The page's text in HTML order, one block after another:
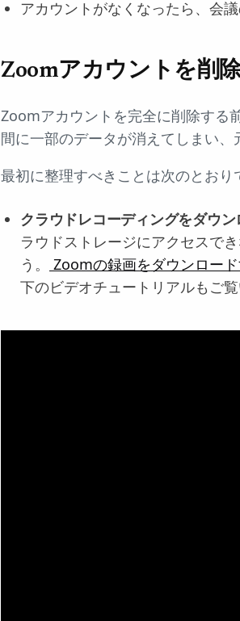
アカウントがなくなったら、会
Zoomアカウントを削
Zoomアカウントを完全に削除する
間に一部のデータが消えてしまい、
最初に整理すべきことは次のとおり
クラウドレコーディングをダウン
ラウドストレージにアクセスで
う。
Zoomの録画をダウンロー
下のビデオチュートリアルもご覧